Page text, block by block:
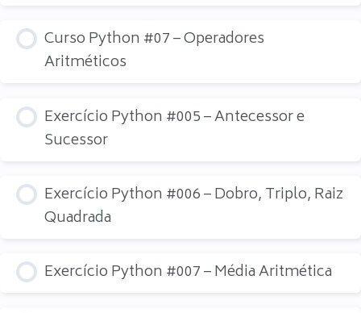
Curso Python #07 – Operadores
Aritméticos
Exercício Python #005 – Antecessor e
Sucessor
Exercício Python #006 – Dobro, Triplo, Raiz
Quadrada
Exercício Python #007 – Média Aritmética